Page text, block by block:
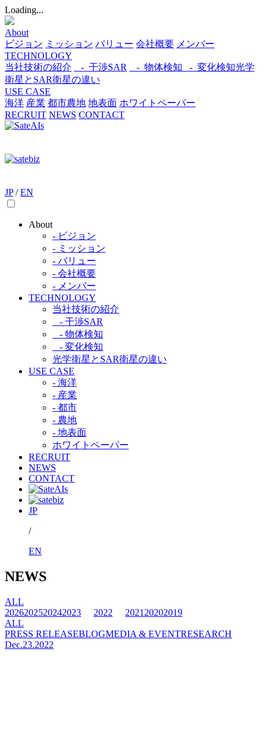
Loading...
About
ビジョン ミッション バリュー 会社概要 メンバー
TECHNOLOGY
当社技術の紹介
- 干渉SAR - 物体検知​ - 変化検知​光学
衛星とSAR衛星の違い
USE CASE
海洋 産業 都市​農地 地表面 ホワイトペーパー
RECRUIT NEWS CONTACT
JP / EN
About
- ビジョン
- ミッション
- バリュー
- 会社概要
- メンバー
TECHNOLOGY
当社技術の紹介​
- 干渉SAR​
- 物体検知​
- 変化検知​
光学衛星とSAR衛星の違い​
USE CASE
- 海洋
- 産業
- 都市​
- 農地
- 地表面
ホワイトペーパー
RECRUIT
NEWS
CONTACT
JP
/
EN
NEWS
ALL
2026202520242023 2022 2021 20202019
ALL
PRESS RELEASEBLOGMEDIA & EVENTRESEARCH
Dec.23.2022